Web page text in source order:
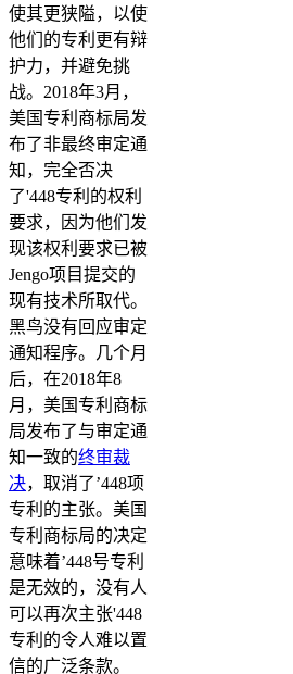
使其更狭隘，以使
他们的专利更有辩
护力，并避免挑
战。2018年3月，
美国专利商标局发
布了非最终审定通
知，完全否决
了'448专利的权利
要求，因为他们发
现该权利要求已被
Jengo项目提交的
现有技术所取代。
黑鸟没有回应审定
通知程序。几个月
后，在2018年8
月，美国专利商标
局发布了与审定通
知一致的终审裁
决，取消了’448项
专利的主张。美国
专利商标局的决定
意味着’448号专利
是无效的，没有人
可以再次主张'448
专利的令人难以置
信的广泛条款。